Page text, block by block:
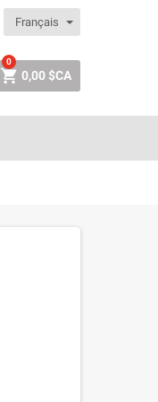
Français
 0,00 $CA
0